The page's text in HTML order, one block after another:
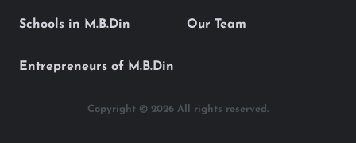
Schools in M.B.Din
Entrepreneurs of M.B.Din
Our Team
Copyright © 2026 All rights reserved.